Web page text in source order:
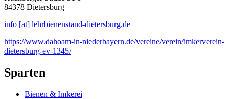
84378 Dietersburg
info [at] lehrbienenstand-dietersburg.de
https://www.dahoam-in-niederbayern.de/vereine/verein/imkerverein-
dietersburg-ev-1345/
Sparten
Bienen & Imkerei